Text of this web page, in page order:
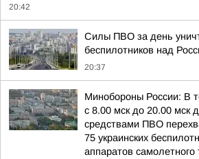
20:42
Силы ПВО за день
беспилотников над
20:37
Минобороны России: В
с 8.00 мск до 20.00 мск
средствами ПВО
75 украинских
аппаратов самолетного